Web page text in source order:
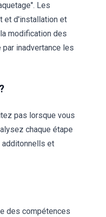
Les
et d'installation et
modification des
inadvertance les
pas lorsque vous
chaque étape
additonnells et
des compétences